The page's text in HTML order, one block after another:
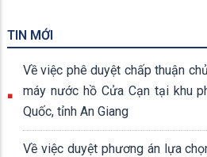
TIN MỚI
Về việc phê duyệt chấp thuận
máy nước hồ Cửa Cạn tại khu
Quốc, tỉnh An Giang
Về việc duyệt phương án lựa